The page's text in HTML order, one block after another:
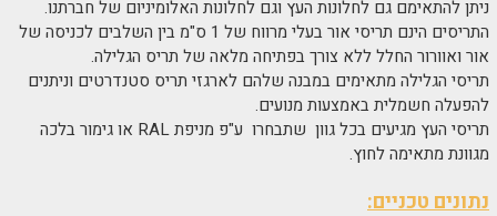
ניתן להתאימם גם לחלונות העץ וגם לחלונות האלומיניום של חברתנו.
התריסים הינם תריסי אור בעלי מרווח של 1 ס"מ בין השלבים לכניסה של
אור ואוורור החלל ללא צורך בפתיחה מלאה של תריס הגלילה.
תריסי הגלילה מתאימים במבנה שלהם לארגזי תריס סטנדרטים וניתנים
להפעלה חשמלית באמצעות מנועים.
תריסי העץ מגיעים בכל גוון שתבחרו ע"פ מניפת RAL או גימור בלכה
מגוונת מתאימה לחוץ.
נתונים טכניים: